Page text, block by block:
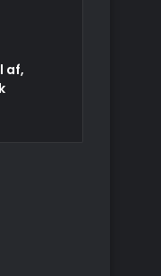
af,